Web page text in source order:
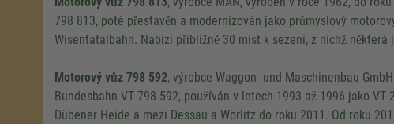
798 813, poté přestavěn a modernizován jako průmyslový
Wisentatalbahn. Nabízí přibližně 30 míst k sezení, z nichž některá
Motorový vůz 798 592, výrobce Waggon- und Maschinenbau
Bundesbahn VT 798 592, používán v letech 1993 až 1996 jako VT
Dübener Heide a mezi Dessau a Wörlitz do roku 2011. Od roku
Google Maps
We use a third party
content that may collect